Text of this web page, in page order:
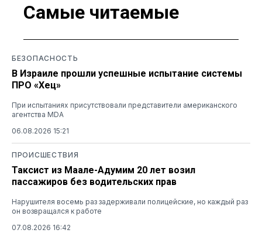
Самые читаемые
БЕЗОПАСНОСТЬ
В Израиле прошли успешные испытание системы
ПРО «Хец»
При испытаниях присутствовали представители американского
агентства MDA
06.08.2026 15:21
ПРОИСШЕСТВИЯ
Таксист из Маале-Адумим 20 лет возил
пассажиров без водительских прав
Нарушителя восемь раз задерживали полицейские, но каждый раз
он возвращался к работе
07.08.2026 16:42